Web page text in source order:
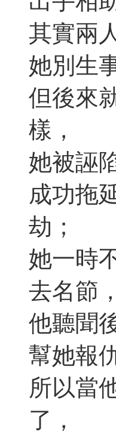
其實兩
她別生
但後來
樣，
她被誣
成功拖
劫；
她一時
去名節，
他聽聞
幫她報
所以當
了，